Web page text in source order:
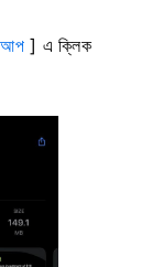
আপ] এ ক্লিক